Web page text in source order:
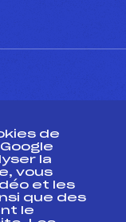
de
la
vous
et les
que des
le